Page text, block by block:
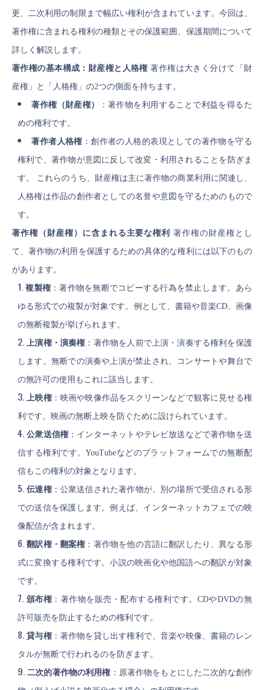
更、二次利用の制限まで幅広い権利が含まれています。今回は、
著作権に含まれる権利の種類とその保護範囲、保護期間について
詳しく解説します。
著作権の基本構成：財産権と人格権 著作権は大きく分けて「財
産権」と「人格権」の2つの側面を持ちます。
著作権（財産権） ：著作物を利用することで利益を得るた
めの権利です。
著作者人格権 ：創作者の人格的表現としての著作物を守る
権利で、著作物が意図に反して改変・利用されることを防ぎま
す。 これらのうち、財産権は主に著作物の商業利用に関連し、
人格権は作品の創作者としての名誉や意図を守るためのもので
す。
著作権（財産権）に含まれる主要な権利 著作権の財産権とし
て、著作物の利用を保護するための具体的な権利には以下のもの
があります。
複製権 ：著作物を無断でコピーする行為を禁止します。あら
ゆる形式での複製が対象です。例として、書籍や音楽CD、画像
の無断複製が挙げられます。
上演権・演奏権 ：著作物を人前で上演・演奏する権利を保護
します。無断での演奏や上演が禁止され、コンサートや舞台で
の無許可の使用もこれに該当します。
上映権：映画や映像作品をスクリーンなどで観客に見せる権
利です。映画の無断上映を防ぐために設けられています。
公衆送信権 ：インターネットやテレビ放送などで著作物を送
信する権利です。YouTubeなどのプラットフォームでの無断配
信もこの権利の対象となります。
伝達権：公衆送信された著作物が、別の場所で受信される形
での送信を保護します。例えば、インターネットカフェでの映
像配信が含まれます。
翻訳権・翻案権 ：著作物を他の言語に翻訳したり、異なる形
式に変換する権利です。小説の映画化や他国語への翻訳が対象
です。
頒布権 ：著作物を販売・配布する権利です。CDやDVDの無
許可販売を防止するための権利です。
貸与権：著作物を貸し出す権利で、音楽や映像、書籍のレン
タルが無断で行われるのを防ぎます。
二次的著作物の利用権 ：原著作物をもとにした二次的な創作